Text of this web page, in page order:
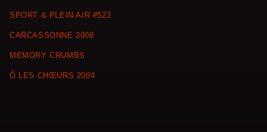
SPORT & PLEIN AIR #522
CARCASSONNE 2008
MEMORY CRUMBS
Ô LES CHŒURS 2004